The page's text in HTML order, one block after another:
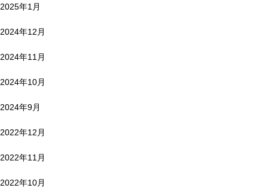
2025年1月
2024年12月
2024年11月
2024年10月
2024年9月
2022年12月
2022年11月
2022年10月